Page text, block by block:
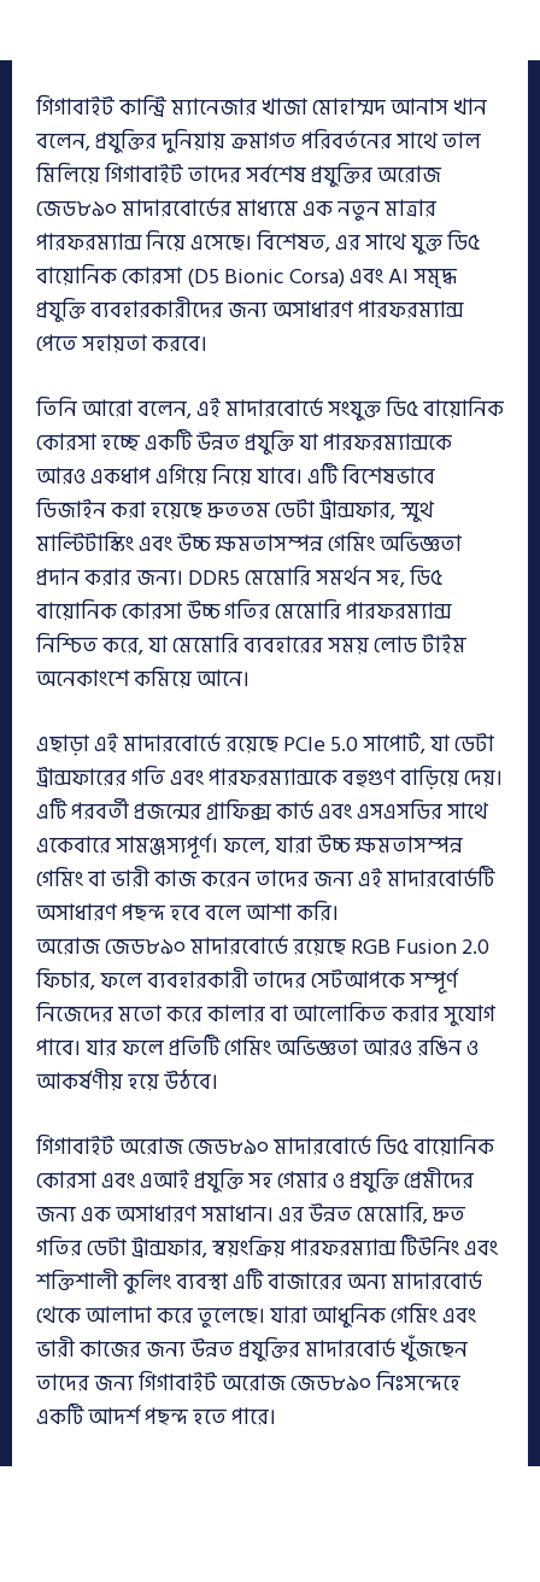
গিগাবাইট কান্ট্রি ম্যানেজার খাজা মোহাম্মদ আনাস খান
বলেন, প্রযুক্তির দুনিয়ায় ক্রমাগত পরিবর্তনের সাথে তাল
মিলিয়ে গিগাবাইট তাদের সর্বশেষ প্রযুক্তির অরোজ
জেড৮৯০ মাদারবোর্ডের মাধ্যমে এক নতুন মাত্রার
পারফরম্যান্স নিয়ে এসেছে। বিশেষত, এর সাথে যুক্ত ডি৫
বায়োনিক কোরসা (D5 Bionic Corsa) এবং AI সমৃদ্ধ
প্রযুক্তি ব্যবহারকারীদের জন্য অসাধারণ পারফরম্যান্স
পেতে সহায়তা করবে।
তিনি আরো বলেন, এই মাদারবোর্ডে সংযুক্ত ডি৫ বায়োনিক
কোরসা হচ্ছে একটি উন্নত প্রযুক্তি যা পারফরম্যান্সকে
আরও একধাপ এগিয়ে নিয়ে যাবে। এটি বিশেষভাবে
ডিজাইন করা হয়েছে দ্রুততম ডেটা ট্রান্সফার, স্মুথ
মাল্টিটাস্কিং এবং উচ্চ ক্ষমতাসম্পন্ন গেমিং অভিজ্ঞতা
প্রদান করার জন্য। DDR5 মেমোরি সমর্থন সহ, ডি৫
বায়োনিক কোরসা উচ্চ গতির মেমোরি পারফরম্যান্স
নিশ্চিত করে, যা মেমোরি ব্যবহারের সময় লোড টাইম
অনেকাংশে কমিয়ে আনে।
এছাড়া এই মাদারবোর্ডে রয়েছে PCIe 5.0 সাপোর্ট, যা ডেটা
ট্রান্সফারের গতি এবং পারফরম্যান্সকে বহুগুণ বাড়িয়ে দেয়।
এটি পরবর্তী প্রজন্মের গ্রাফিক্স কার্ড এবং এসএসডির সাথে
একেবারে সামঞ্জস্যপূর্ণ। ফলে, যারা উচ্চ ক্ষমতাসম্পন্ন
গেমিং বা ভারী কাজ করেন তাদের জন্য এই মাদারবোর্ডটি
অসাধারণ পছন্দ হবে বলে আশা করি।
অরোজ জেড৮৯০ মাদারবোর্ডে রয়েছে RGB Fusion 2.0
ফিচার, ফলে ব্যবহারকারী তাদের সেটআপকে সম্পূর্ণ
নিজেদের মতো করে কালার বা আলোকিত করার সুযোগ
পাবে। যার ফলে প্রতিটি গেমিং অভিজ্ঞতা আরও রঙিন ও
আকর্ষণীয় হয়ে উঠবে।
গিগাবাইট অরোজ জেড৮৯০ মাদারবোর্ডে ডি৫ বায়োনিক
কোরসা এবং এআই প্রযুক্তি সহ গেমার ও প্রযুক্তি প্রেমীদের
জন্য এক অসাধারণ সমাধান। এর উন্নত মেমোরি, দ্রুত
গতির ডেটা ট্রান্সফার, স্বয়ংক্রিয় পারফরম্যান্স টিউনিং এবং
শক্তিশালী কুলিং ব্যবস্থা এটি বাজারের অন্য মাদারবোর্ড
থেকে আলাদা করে তুলেছে। যারা আধুনিক গেমিং এবং
ভারী কাজের জন্য উন্নত প্রযুক্তির মাদারবোর্ড খুঁজছেন
তাদের জন্য গিগাবাইট অরোজ জেড৮৯০ নিঃসন্দেহে
একটি আদর্শ পছন্দ হতে পারে।